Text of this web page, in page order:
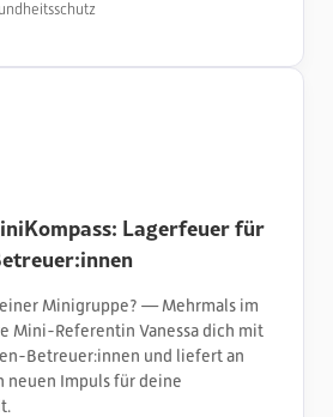
Lagerfeuer für
Minigruppe? — Mehrmals im
Mini-Referentin Vanessa dich mit
Betreuer:innen und liefert an
neuen Impuls für deine